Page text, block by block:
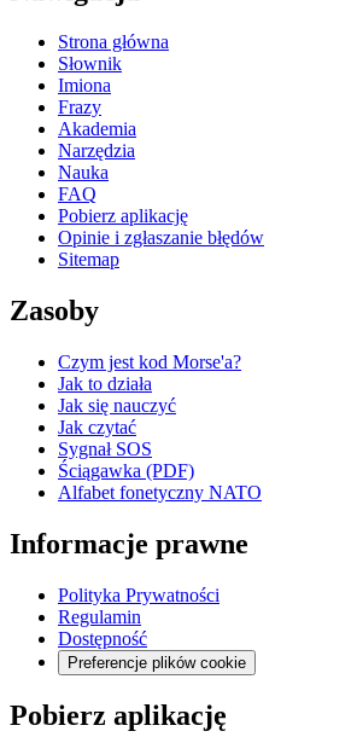
Strona główna
Słownik
Imiona
Frazy
Akademia
Narzędzia
Nauka
FAQ
Pobierz aplikację
Opinie i zgłaszanie błędów
Sitemap
Zasoby
Czym jest kod Morse'a?
Jak to działa
Jak się nauczyć
Jak czytać
Sygnał SOS
Ściągawka (PDF)
Alfabet fonetyczny NATO
Informacje prawne
Polityka Prywatności
Regulamin
Dostępność
Preferencje plików cookie
Pobierz aplikację